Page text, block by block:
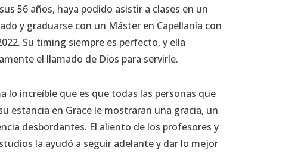
56 años, haya podido asistir a clases en un
y graduarse con un Máster en Capellanía con
Su timing siempre es perfecto, y ella
el llamado de Dios para servirle.
lo increíble que es que todas las personas que
estancia en Grace le mostraran una gracia, un
desbordantes. El aliento de los profesores y
la ayudó a seguir adelante y dar lo mejor